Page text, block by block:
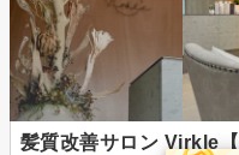
髪質改善サロン Virkle【